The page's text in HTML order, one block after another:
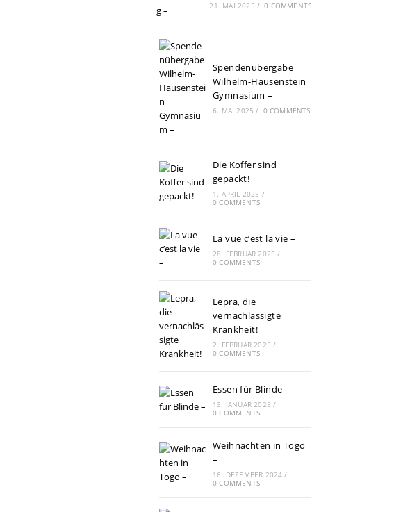
21. MAI 2025 / 0 COMMENTS
Spendenübergabe
Wilhelm-Hausenstein
Gymnasium –
6. MAI 2025 / 0 COMMENTS
Die Koffer sind
gepackt!
1. APRIL 2025 /
0 COMMENTS
La vue c’est la vie –
28. FEBRUAR 2025 /
0 COMMENTS
Lepra, die
vernachlässigte
Krankheit!
2. FEBRUAR 2025 /
0 COMMENTS
Essen für Blinde –
13. JANUAR 2025 /
0 COMMENTS
Weihnachten in Togo
–
16. DEZEMBER 2024 /
0 COMMENTS